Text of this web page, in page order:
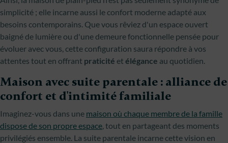
simplicité ; elle incarne aussi le confort moderne adapté aux
besoins contemporains. Que vous rêviez d'un espace ouvert
baigné de lumière ou d'une demeure fonctionnelle pensée pour
évoluer avec vous, cette configuration saura répondre à vos
attentes tout en offrant praticité et élégance au quotidien.
Maison avec suite parentale : alliance de
confort et d'intimité familiale
Imaginez-vous dans une maison où chaque membre de la famille
dispose de son propre espace , tout en partageant des moments
privilégiés ensemble. La suite parentale incarne cette vision en